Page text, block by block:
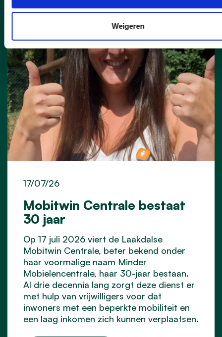
Weigeren
STEIN VOET
TINE GIELIS
Mobitwin Centrale bestaat
30 jaar
17/07/26
Op 17 juli 2026 viert de Laakdalse
Mobitwin Centrale, beter bekend onder
haar voormalige naam Minder
Mobielencentrale, haar 30-jaar bestaan.
Al drie decennia lang zorgt deze dienst er
met hulp van vrijwilligers voor dat
inwoners met een beperkte mobiliteit en
een laag inkomen zich kunnen verplaatsen.